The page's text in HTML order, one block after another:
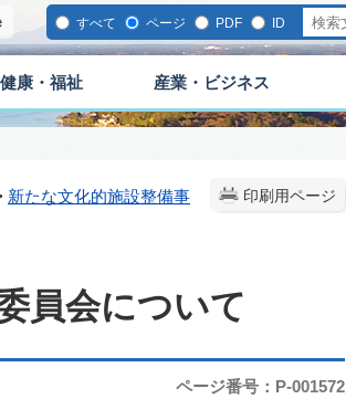
すべて ページ PDF ID
健康・福祉 産業・ビジネス
印刷用ページ
新たな文化的施設整備事
員会について
ページ番号：P-001572